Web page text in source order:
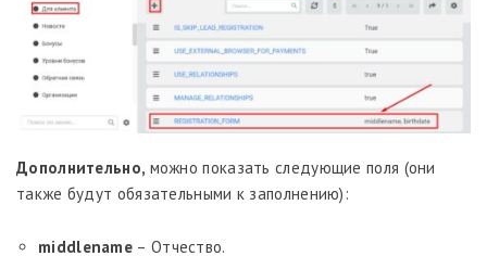
Дополнительно, можно показать следующие поля (они
также будут обязательными к заполнению):
middlename – Отчество.